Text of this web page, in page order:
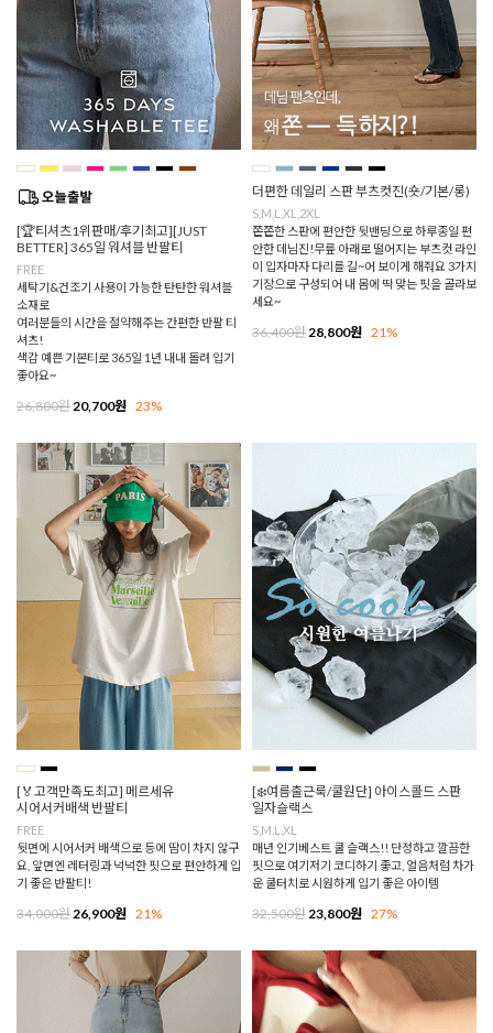
[🏆티셔츠1위판매/후기최고][JUST
BETTER] 365일 워셔블 반팔티
FREE
세탁기&건조기 사용이 가능한 탄탄한 워셔블
소재로
여러분들의 시간을 절약해주는 간편한 반팔 티
셔츠!
색감 예쁜 기본티로 365일 1년 내내 돌려 입기
좋아요~
26,800원 20,700원 23%
더편한 데일리 스판 부츠컷진(숏/기본/롱)
S,M,L,XL,2XL
쫀쫀한 스판에 편안한 뒷밴딩으로 하루종일 편
안한 데님진!무릎 아래로 떨어지는 부츠컷 라인
이 입자마자 다리를 길~어 보이게 해줘요 3가지
기장으로 구성되어 내 몸에 딱 맞는 핏을 골라보
세요~
36,400원 28,800원 21%
[🏅고객만족도최고] 메르세유
시어서커배색 반팔티
FREE
뒷면에 시어서커 배색으로 등에 땀이 차지 않구
요, 앞면엔 레터링과 넉넉한 핏으로 편안하게 입
기 좋은 반팔티!
34,000원 26,900원 21%
[❄️여름출근룩/쿨원단] 아이스콜드 스판
일자슬랙스
S,M,L,XL
매년 인기베스트 쿨 슬랙스!! 단정하고 깔끔한
핏으로 여기저기 코디하기 좋고, 얼음처럼 차가
운 쿨터치로 시원하게 입기 좋은 아이템
32,500원 23,800원 27%